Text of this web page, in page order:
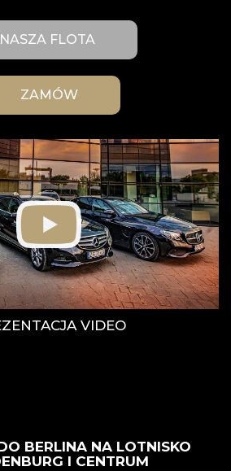
VIDEO
NASZA FLOTA
ZAMÓW
BERLINA NA LOTNISKO
I CENTRUM